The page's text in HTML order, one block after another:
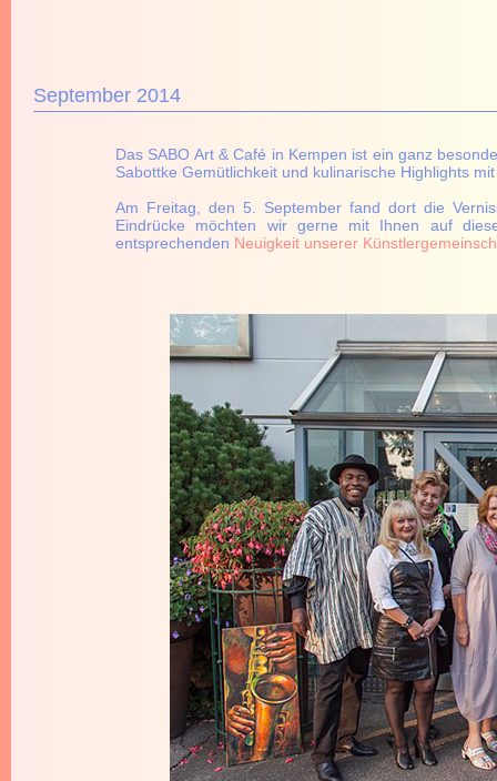
September 2014
Das SABO Art & Café in Kempen ist ein ganz
Sabottke Gemütlichkeit und kulinarische Highlights
Am Freitag, den 5. September fand dort die
Eindrücke möchten wir gerne mit Ihnen auf
entsprechenden Neuigkeit unserer